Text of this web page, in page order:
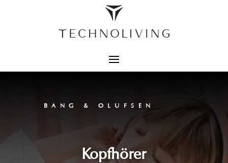
BANG & OLUFSEN
Kopfhörer